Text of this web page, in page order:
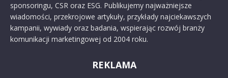
sponsoringu, CSR oraz ESG. Publikujemy najważniejsze
wiadomości, przekrojowe artykuły, przykłady najciekawszych
kampanii, wywiady oraz badania, wspierając rozwój branży
komunikacji marketingowej od 2004 roku.
REKLAMA